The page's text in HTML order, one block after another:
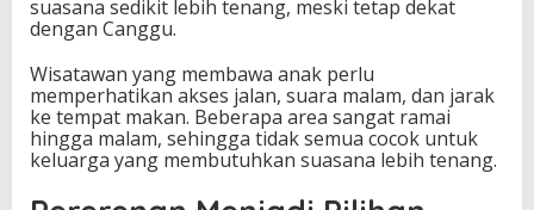
suasana sedikit lebih tenang, meski tetap dekat
dengan Canggu.
Wisatawan yang membawa anak perlu
memperhatikan akses jalan, suara malam, dan jarak
ke tempat makan. Beberapa area sangat ramai
hingga malam, sehingga tidak semua cocok untuk
keluarga yang membutuhkan suasana lebih tenang.